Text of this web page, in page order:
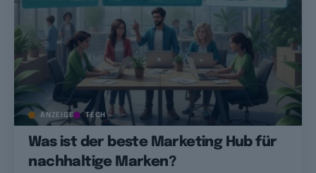
ANZEIGE TECH
Was ist der beste Marketing Hub für
nachhaltige Marken?